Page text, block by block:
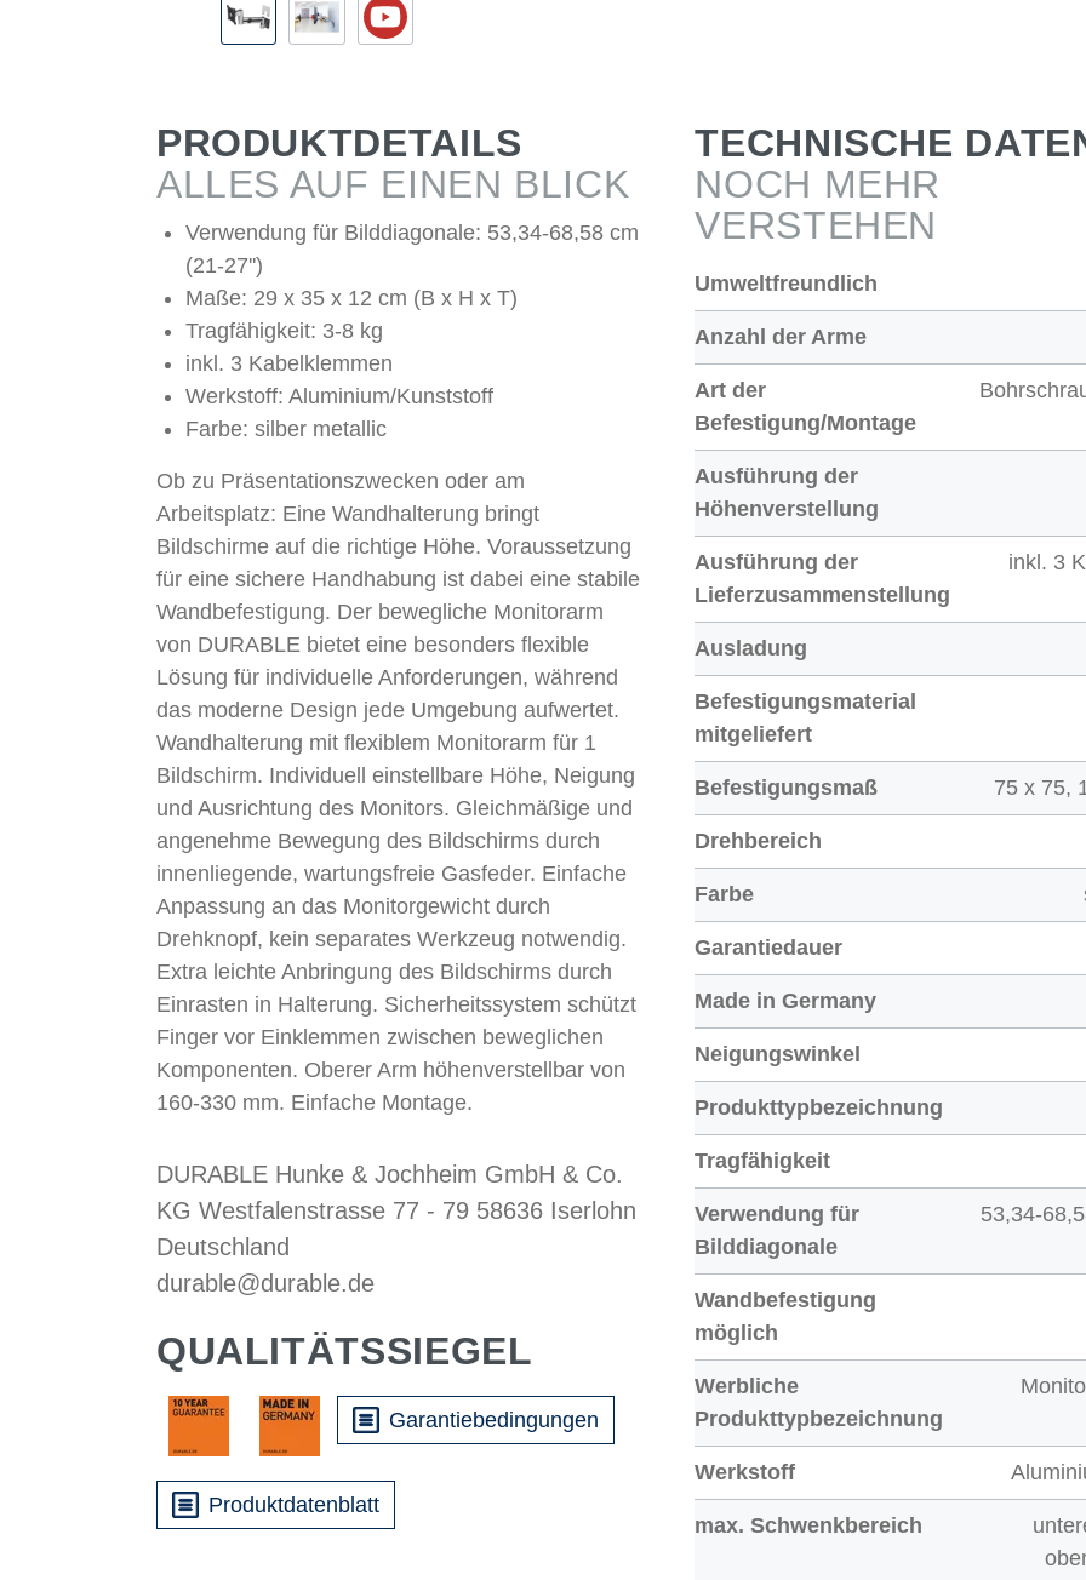
PRODUKTDETAILS
ALLES AUF EINEN BLICK
Verwendung für Bilddiagonale: 53,34-68,58 cm
(21-27'')
Maße: 29 x 35 x 12 cm (B x H x T)
Tragfähigkeit: 3-8 kg
inkl. 3 Kabelklemmen
Werkstoff: Aluminium/Kunststoff
Farbe: silber metallic
Ob zu Präsentationszwecken oder am
Arbeitsplatz: Eine Wandhalterung bringt
Bildschirme auf die richtige Höhe. Voraussetzung
für eine sichere Handhabung ist dabei eine stabile
Wandbefestigung. Der bewegliche Monitorarm
von DURABLE bietet eine besonders flexible
Lösung für individuelle Anforderungen, während
das moderne Design jede Umgebung aufwertet.
Wandhalterung mit flexiblem Monitorarm für 1
Bildschirm. Individuell einstellbare Höhe, Neigung
und Ausrichtung des Monitors. Gleichmäßige und
angenehme Bewegung des Bildschirms durch
innenliegende, wartungsfreie Gasfeder. Einfache
Anpassung an das Monitorgewicht durch
Drehknopf, kein separates Werkzeug notwendig.
Extra leichte Anbringung des Bildschirms durch
Einrasten in Halterung. Sicherheitssystem schützt
Finger vor Einklemmen zwischen beweglichen
Komponenten. Oberer Arm höhenverstellbar von
160-330 mm. Einfache Montage.
DURABLE Hunke & Jochheim GmbH & Co.
KG Westfalenstrasse 77 - 79 58636 Iserlohn
Deutschland
durable@durable.de
QUALITÄTSSIEGEL
Garantiebedingungen
Produktdatenblatt
TECHNISCHE
NOCH MEHR
VERSTEHEN
Umweltfreundlich
Anzahl der Arme
Art der
Befestigung/Montage
Ausführung der
Höhenverstellung
Ausführung der
Lieferzusammenstellung
inkl. 3
Ausladung
Befestigungsmaterial
mitgeliefert
Befestigungsmaß 75 x 75,
Drehbereich
Farbe
Garantiedauer
Made in Germany
Neigungswinkel
Produkttypbezeichnung
Tragfähigkeit
Verwendung für
Bilddiagonale
53,34-
Wandbefestigung
möglich
Werbliche
Produkttypbezeichnung
Werkstoff
max. Schwenkbereich